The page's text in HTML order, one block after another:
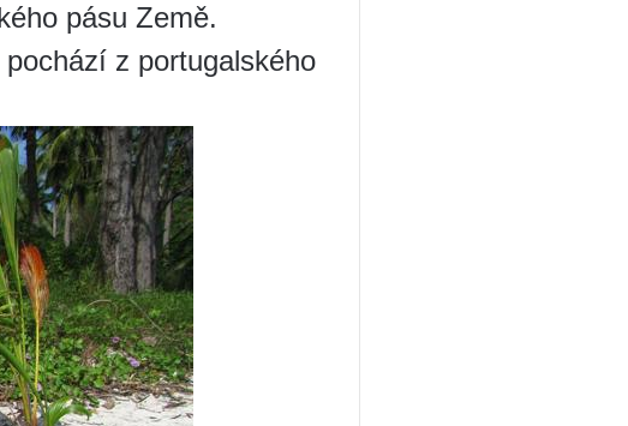
pásu Země.
z portugalského